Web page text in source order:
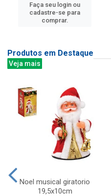
Faça seu login ou
cadastre-se para
comprar.
Produtos em Destaque
Veja mais
Noel musical giratorio
19,5x10cm